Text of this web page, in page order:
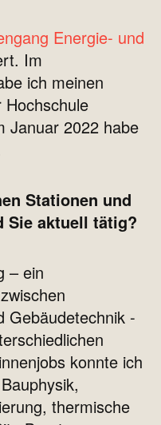
Energie- und
Im
ich meinen
Januar 2022 habe
Stationen und
Sie aktuell tätig?
– ein
Gebäudetechnik -
konnte ich
thermische